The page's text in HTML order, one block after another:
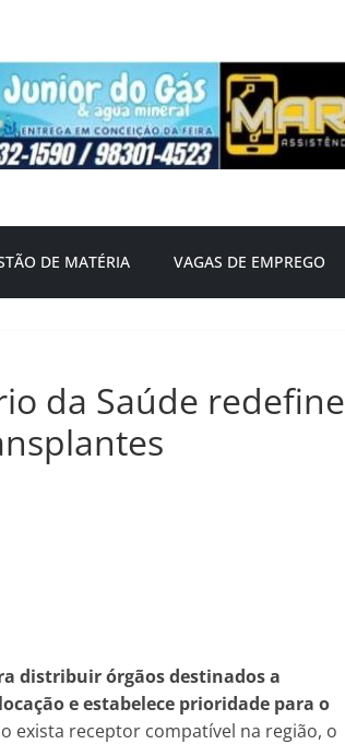
DE MATÉRIA VAGAS DE EMPREGO
da Saúde redefine
distribuir órgãos destinados a
e estabelece prioridade para o
exista receptor compatível na região, o